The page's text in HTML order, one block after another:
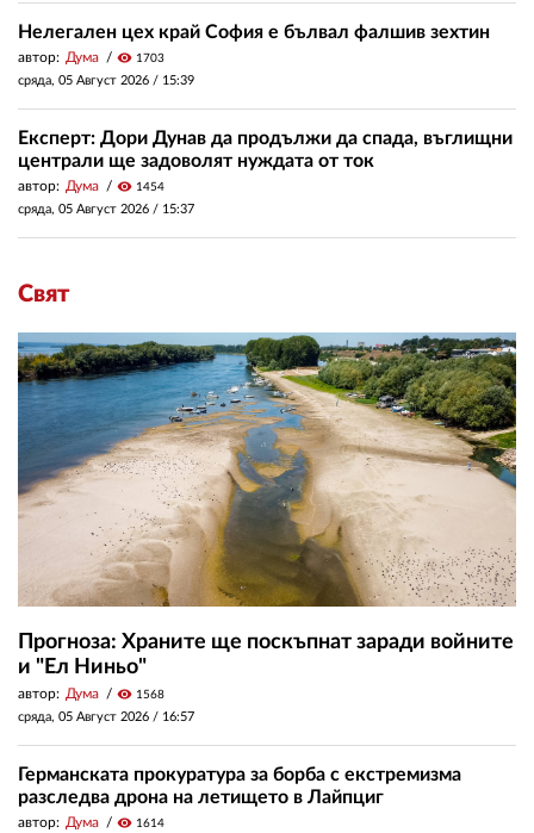
Нелегален цех край София е бълвал фалшив зехтин
автор: Дума visibility 1703
сряда, 05 Август 2026 / 15:39
Експерт: Дори Дунав да продължи да спада, въглищни
централи ще задоволят нуждата от ток
автор: Дума visibility 1454
сряда, 05 Август 2026 / 15:37
Свят
Прогноза: Храните ще поскъпнат заради войните
и "Ел Ниньо"
автор: Дума visibility 1568
сряда, 05 Август 2026 / 16:57
Германската прокуратура за борба с екстремизма
разследва дрона на летището в Лайпциг
автор: Дума visibility 1614